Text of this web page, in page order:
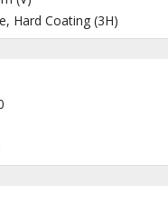
Hard Coating (3H)